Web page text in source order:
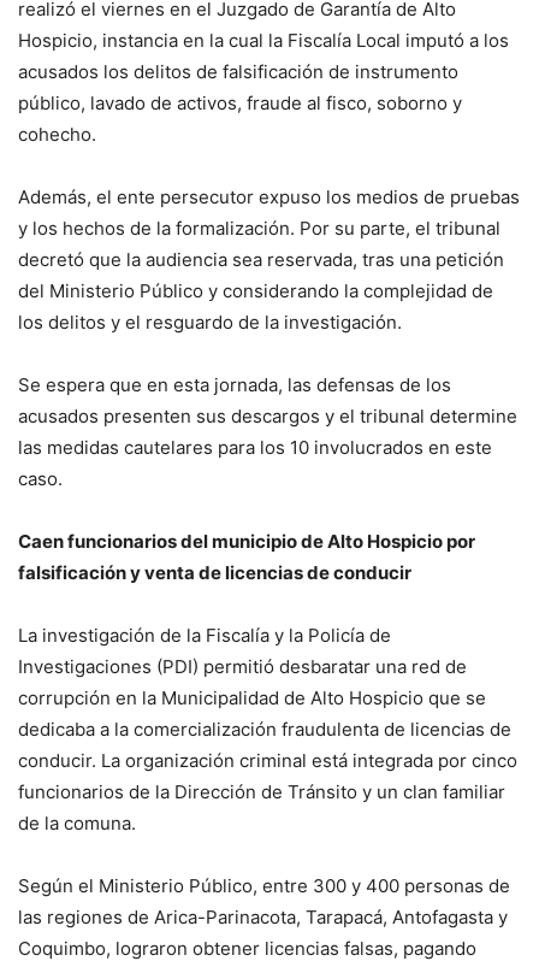
realizó el viernes en el Juzgado de Garantía de Alto
Hospicio, instancia en la cual la Fiscalía Local imputó a los
acusados los delitos de falsificación de instrumento
público, lavado de activos, fraude al fisco, soborno y
cohecho.
Además, el ente persecutor expuso los medios de pruebas
y los hechos de la formalización. Por su parte, el tribunal
decretó que la audiencia sea reservada, tras una petición
del Ministerio Público y considerando la complejidad de
los delitos y el resguardo de la investigación.
Se espera que en esta jornada, las defensas de los
acusados presenten sus descargos y el tribunal determine
las medidas cautelares para los 10 involucrados en este
caso.
Caen funcionarios del municipio de Alto Hospicio por
falsificación y venta de licencias de conducir
La investigación de la Fiscalía y la Policía de
Investigaciones (PDI) permitió desbaratar una red de
corrupción en la Municipalidad de Alto Hospicio que se
dedicaba a la comercialización fraudulenta de licencias de
conducir. La organización criminal está integrada por cinco
funcionarios de la Dirección de Tránsito y un clan familiar
de la comuna.
Según el Ministerio Público, entre 300 y 400 personas de
las regiones de Arica-Parinacota, Tarapacá, Antofagasta y
Coquimbo, lograron obtener licencias falsas, pagando